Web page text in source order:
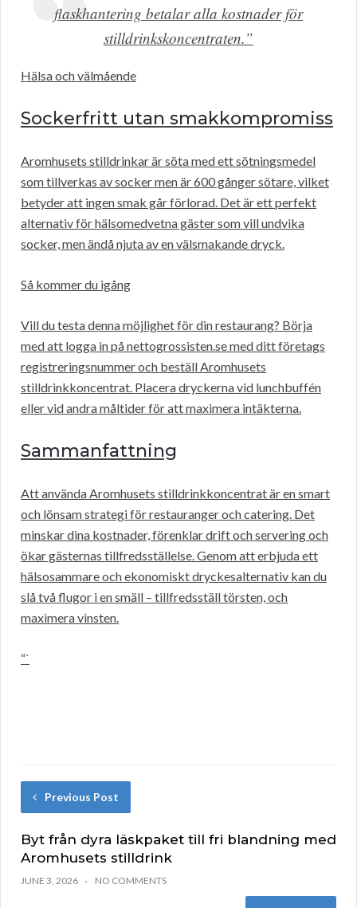
flaskhantering betalar alla kostnader för
stilldrinkskoncentraten.”
Hälsa och välmående
Sockerfritt utan smakkompromiss
Aromhusets stilldrinkar är söta med ett sötningsmedel
som tillverkas av socker men är 600 gånger sötare, vilket
betyder att ingen smak går förlorad. Det är ett perfekt
alternativ för hälsomedvetna gäster som vill undvika
socker, men ändå njuta av en välsmakande dryck.
Så kommer du igång
Vill du testa denna möjlighet för din restaurang? Börja
med att logga in på nettogrossisten.se med ditt företags
registreringsnummer och beställ Aromhusets
stilldrinkkoncentrat. Placera dryckerna vid lunchbuffén
eller vid andra måltider för att maximera intäkterna.
Sammanfattning
Att använda Aromhusets stilldrinkkoncentrat är en smart
och lönsam strategi för restauranger och catering. Det
minskar dina kostnader, förenklar drift och servering och
ökar gästernas tillfredsställelse. Genom att erbjuda ett
hälsosammare och ekonomiskt dryckesalternativ kan du
slå två flugor i en smäll – tillfredsställ törsten, och
maximera vinsten.
“`
Previous Post
Byt från dyra läskpaket till fri blandning med
Aromhusets stilldrink
JUNE 3, 2026 NO COMMENTS